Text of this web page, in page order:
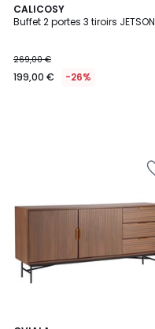
CALICOSY
Buffet 2 portes 3 tiroirs JETSON
269,00 €
199,00 € -26%